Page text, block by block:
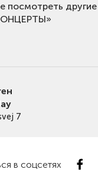
посмотреть
7
в соцсетях